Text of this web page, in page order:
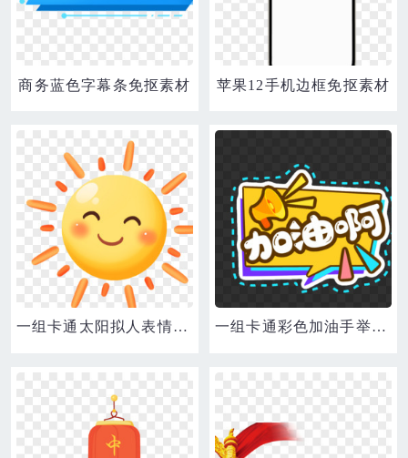
商务蓝色字幕条免抠素材 苹果12手机边框免抠素材
一组卡通太阳拟人表情套图二免抠素材 一组卡通彩色加油手举牌免抠装饰加油啊素材